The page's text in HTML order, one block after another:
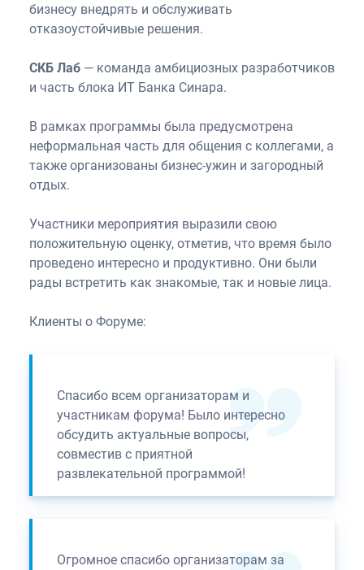
бизнесу внедрять и обслуживать
отказоустойчивые решения.
СКБ Лаб — команда амбициозных разработчиков
и часть блока ИТ Банка Синара.
В рамках программы была предусмотрена
неформальная часть для общения с коллегами, а
также организованы бизнес-ужин и загородный
отдых.
Участники мероприятия выразили свою
положительную оценку, отметив, что время было
проведено интересно и продуктивно. Они были
рады встретить как знакомые, так и новые лица.
Клиенты о Форуме:
Спасибо всем организаторам и
участникам форума! Было интересно
обсудить актуальные вопросы,
совместив с приятной
развлекательной программой!
Огромное спасибо организаторам за